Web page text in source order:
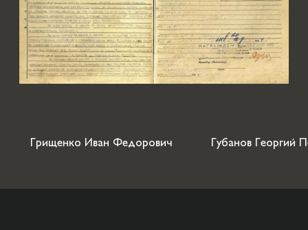
Грищенко Иван Федорович Губанов Георгий